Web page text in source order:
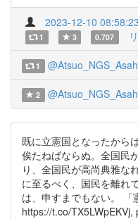
2023-12-10 08:58:23
1 3 0.707
1
2
既に立憲国となったから
俟たねばならぬ。全国民
り、全国民が高尚典雅な
に至るべく、国民を離れ
は、申すまでもない。 「
https://t.co/TX5LWpEKVj,